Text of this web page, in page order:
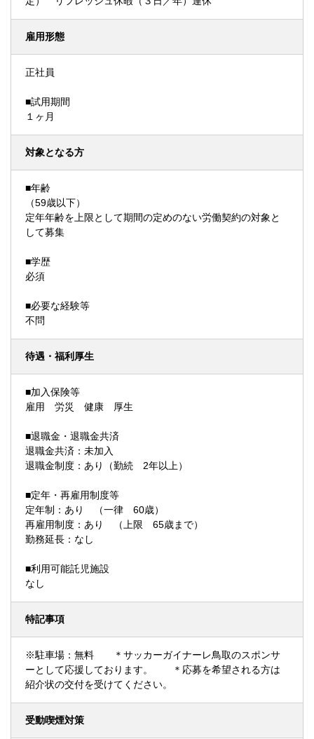
雇用形態
正社員
■試用期間
１ヶ月
対象となる方
■年齢
（59歳以下）
定年年齢を上限として期間の定めのない労働契約の対象と
して募集
■学歴
必須
■必要な経験等
不問
待遇・福利厚生
■加入保険等
雇用 労災 健康 厚生
■退職金・退職金共済
退職金共済：未加入
退職金制度：あり（勤続 2年以上）
■定年・再雇用制度等
定年制：あり （一律 60歳）
再雇用制度：あり （上限 65歳まで）
勤務延長：なし
■利用可能託児施設
なし
特記事項
※駐車場：無料 ＊サッカーガイナーレ鳥取のスポンサ
ーとして応援しております。 ＊応募を希望される方は
紹介状の交付を受けてください。
受動喫煙対策